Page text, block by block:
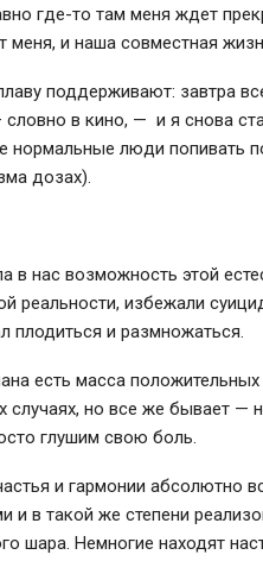
где-то там меня ждет
и наша совместная
поддерживают: завтра
словно в кино, — и я снова
нормальные люди попивать
дозах).
в нас возможность этой
реальности, избежали
и размножаться.
есть масса
но все же бывает —
глушим свою боль.
и гармонии абсолютно
и в такой же степени
шара. Немногие находят